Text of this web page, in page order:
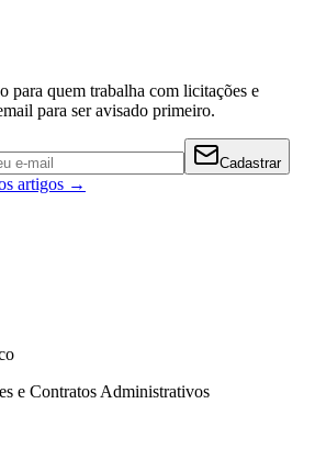
para quem trabalha com licitações e
para ser avisado primeiro.
Cadastrar
artigos →
e Contratos Administrativos